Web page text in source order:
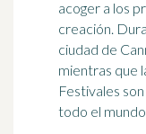
acoger a los
creación. Durante una decena de días, la
ciudad de
mientras que
Festivales
todo el